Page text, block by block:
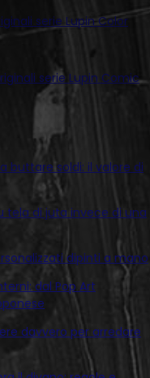
serie Lupin Color
serie Lupin Comic
buttare soldi: il valore di
tela di juta invece di una
dipinti a mano
dal Pop Art
davvero per arredare